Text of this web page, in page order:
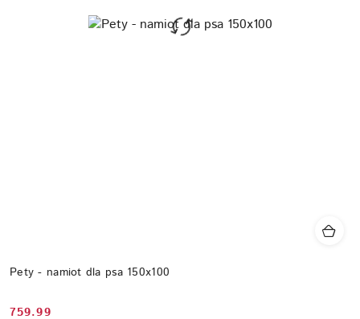
Pety - namiot dla psa 150x100
759.99